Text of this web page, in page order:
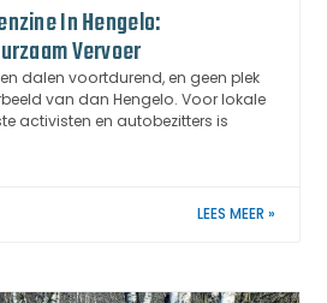
In Hengelo:
Vervoer
dalen voortdurend, en geen plek
van dan Hengelo. Voor lokale
activisten en autobezitters is
LEES MEER »